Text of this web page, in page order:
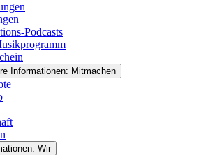
Podcasts
Informationen: Mitmachen
Wir